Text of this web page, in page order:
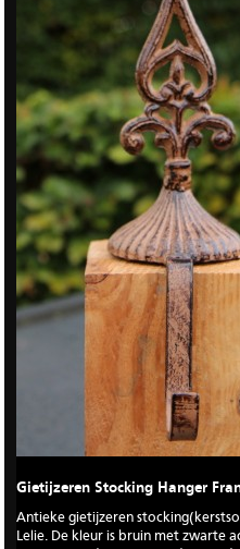
Gietijzeren Stocking Hanger
Antieke gietijzeren
Lelie. De kleur is bruin met zwarte